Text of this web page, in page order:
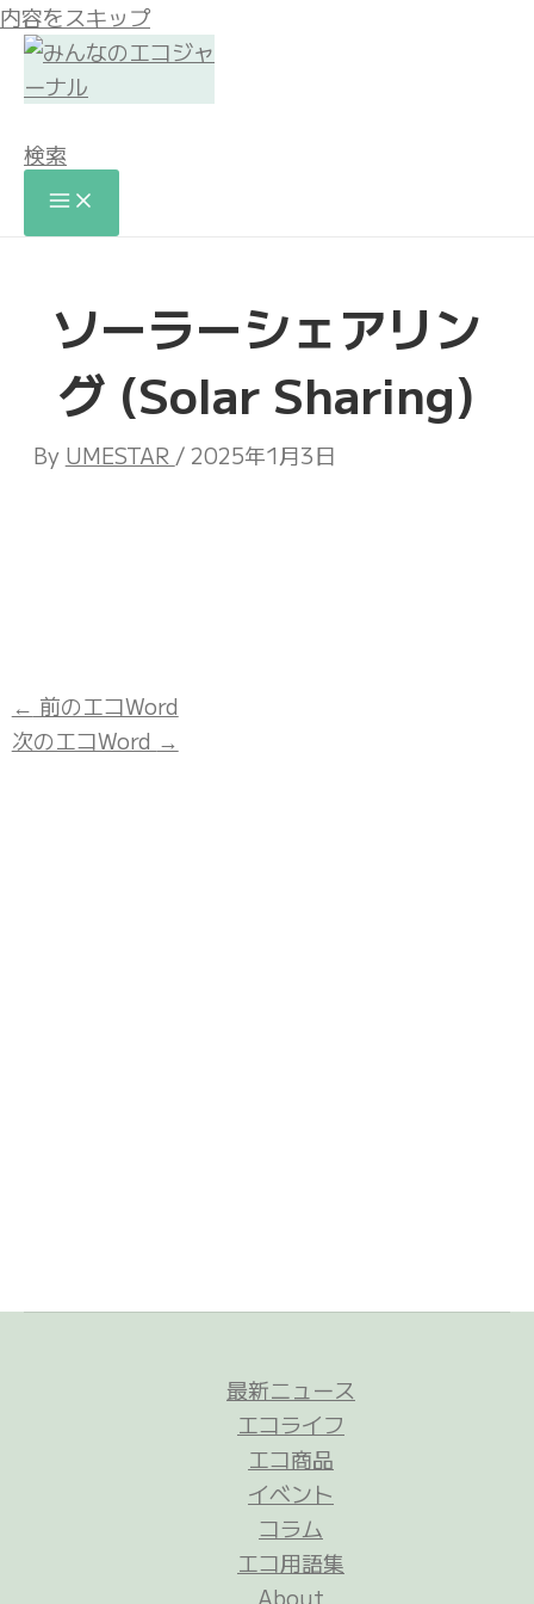
内容をスキップ
検索
ソーラーシェアリン
グ (Solar Sharing)
By UMESTAR / 2025年1月3日
← 前のエコWord
次のエコWord →
最新ニュース
エコライフ
エコ商品
イベント
コラム
エコ用語集
About